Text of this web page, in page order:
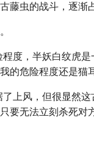
藤虫的战斗，逐渐
程度，半妖白纹虎
的危险程度还是猫
了上风，但很显然
要无法立刻杀死对